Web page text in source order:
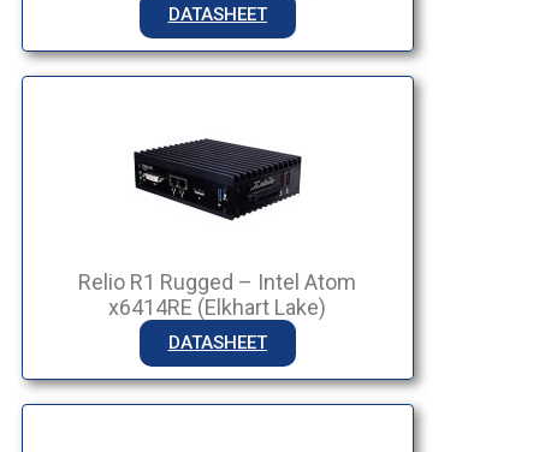
DATASHEET
Relio R1 Rugged – Intel Atom
x6414RE (Elkhart Lake)
DATASHEET